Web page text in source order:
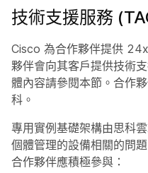
技術支援服務
Cisco 為合作夥伴提供
夥伴會向其客戶提供技術
體內容請參閱本節。合作
科。
專用實例基礎架構由思科
個體管理的設備相關的問
合作夥伴應積極參與：